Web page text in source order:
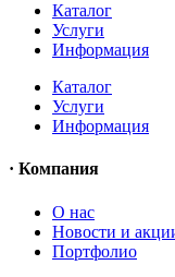
Каталог
Услуги
Информация
Каталог
Услуги
Информация
· Компания
O нас
Новости и
Портфолио